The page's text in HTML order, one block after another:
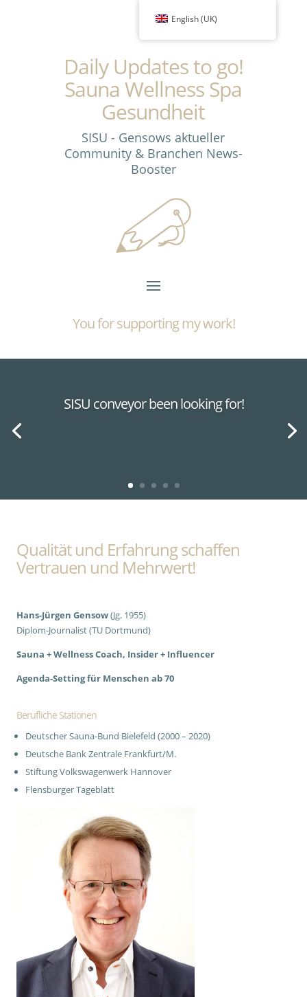
Daily Updates to go!
Sauna Wellness Spa
Gesundheit
SISU - Gensows aktueller
Community & Branchen News-
Booster
You for supporting my work!
SISU conveyor been looking for!
Qualität und Erfahrung schaffen
Vertrauen und Mehrwert!
Hans-Jürgen Gensow(Jg. 1955)
Diplom-Journalist (TU Dortmund)
Sauna + Wellness Coach, Insider + Influencer
Agenda-Setting für Menschen ab 70
Berufliche Stationen
Deutscher Sauna-Bund Bielefeld (2000 – 2020)
Deutsche Bank Zentrale Frankfurt/M.
Stiftung Volkswagenwerk Hannover
Flensburger Tageblatt
English (UK)